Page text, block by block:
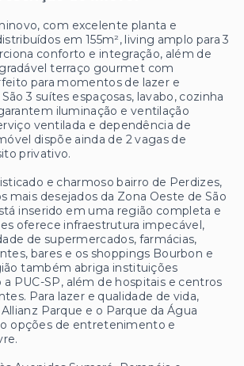
com excelente planta e
em 155m², living amplo para 3
conforto e integração, além de
terraço gourmet com
para momentos de lazer e
3 suítes espaçosas, lavabo, cozinha
iluminação e ventilação
ventilada e dependência de
dispõe ainda de 2 vagas de
privativo.
e charmoso bairro de Perdizes,
mais desejados da Zona Oeste de São
inserido em uma região completa e
oferece infraestrutura impecável,
de supermercados, farmácias,
bares e os shoppings Bourbon e
também abriga instituições
PUC-SP, além de hospitais e centros
Para lazer e qualidade de vida,
Parque e o Parque da Água
opções de entretenimento e